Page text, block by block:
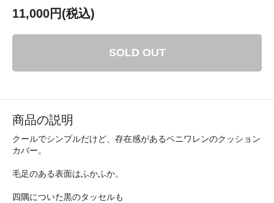
11,000円(税込)
SOLD OUT
商品の説明
クールでシンプルだけど、存在感があるベニワレンのクッション
カバー。
毛足のある表面はふかふか。
四隅についた黒のタッセルも